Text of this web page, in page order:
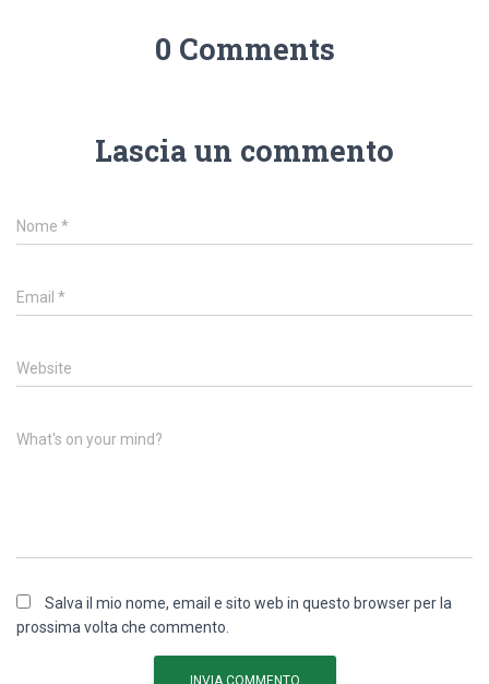
0 Comments
Lascia un commento
Nome *
Email *
Website
What's on your mind?
Salva il mio nome, email e sito web in questo browser per la
prossima volta che commento.